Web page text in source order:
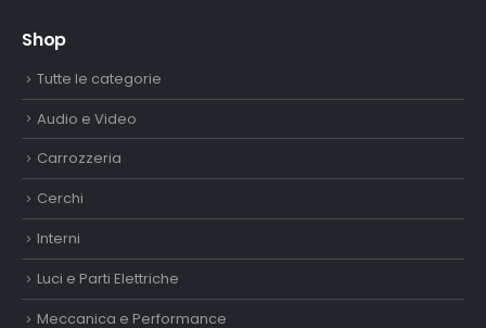
Shop
Tutte le categorie
Audio e Video
Carrozzeria
Cerchi
Interni
Luci e Parti Elettriche
Meccanica e Performance